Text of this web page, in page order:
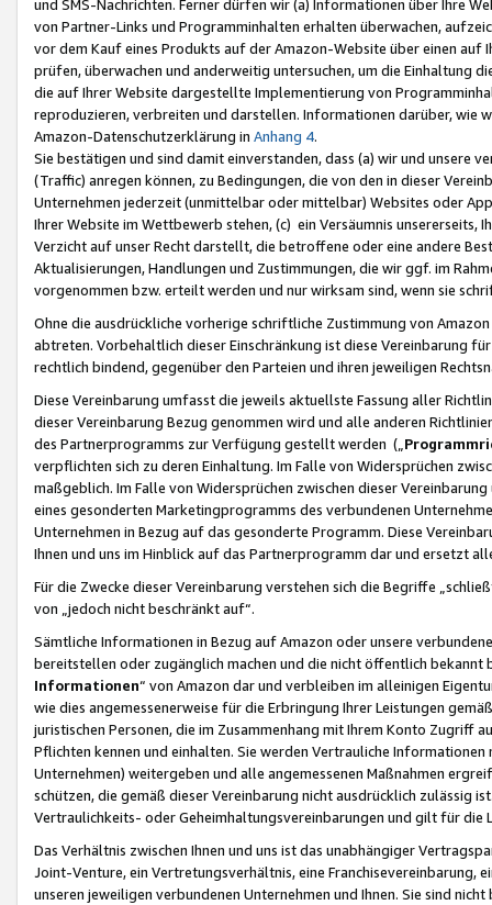
und SMS-Nachrichten. Ferner dürfen wir (a) Informationen über Ihre
von Partner-Links und Programminhalten erhalten überwachen,
vor dem Kauf eines Produkts auf der Amazon-Website über einen
prüfen, überwachen und anderweitig untersuchen, um die Einhaltung
die auf Ihrer Website dargestellte Implementierung von
reproduzieren, verbreiten und darstellen. Informationen darüber, wie
Amazon-Datenschutzerklärung in Anhang 4.
Sie bestätigen und sind damit einverstanden, dass (a) wir und
(Traffic) anregen können, zu Bedingungen, die von den in dieser
Unternehmen jederzeit (unmittelbar oder mittelbar) Websites oder
Ihrer Website im Wettbewerb stehen, (c) ein Versäumnis unsererseits,
Verzicht auf unser Recht darstellt, die betroffene oder eine andere
Aktualisierungen, Handlungen und Zustimmungen, die wir ggf. im
vorgenommen bzw. erteilt werden und nur wirksam sind, wenn sie
Ohne die ausdrückliche vorherige schriftliche Zustimmung von
abtreten. Vorbehaltlich dieser Einschränkung ist diese Vereinbarung
rechtlich bindend, gegenüber den Parteien und ihren jeweiligen
Diese Vereinbarung umfasst die jeweils aktuellste Fassung aller
dieser Vereinbarung Bezug genommen wird und alle anderen
des Partnerprogramms zur Verfügung gestellt werden („
verpflichten sich zu deren Einhaltung. Im Falle von Widersprüchen
maßgeblich. Im Falle von Widersprüchen zwischen dieser
eines gesonderten Marketingprogramms des verbundenen
Unternehmen in Bezug auf das gesonderte Programm. Diese
Ihnen und uns im Hinblick auf das Partnerprogramm dar und ersetzt
Für die Zwecke dieser Vereinbarung verstehen sich die Begriffe
von „jedoch nicht beschränkt auf“.
Sämtliche Informationen in Bezug auf Amazon oder unsere
bereitstellen oder zugänglich machen und die nicht öffentlich
Informationen“ von Amazon dar und verbleiben im alleinigen
wie dies angemessenerweise für die Erbringung Ihrer Leistungen
juristischen Personen, die im Zusammenhang mit Ihrem Konto
Pflichten kennen und einhalten. Sie werden Vertrauliche
Unternehmen) weitergeben und alle angemessenen Maßnahmen
schützen, die gemäß dieser Vereinbarung nicht ausdrücklich zulässig
Vertraulichkeits- oder Geheimhaltungsvereinbarungen und gilt für die
Das Verhältnis zwischen Ihnen und uns ist das unabhängiger
Joint-Venture, ein Vertretungsverhältnis, eine Franchisevereinbarung,
unseren jeweiligen verbundenen Unternehmen und Ihnen. Sie sind